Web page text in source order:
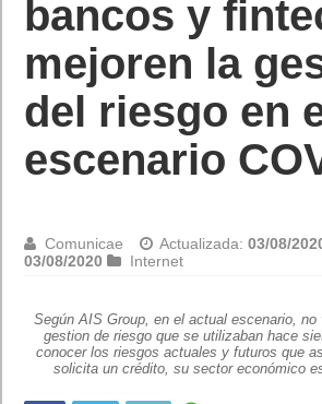
bancos y
mejoren la
del riesgo en
escenario
Comunicae Actualizada:03/08/
03/08/2020
Internet
Según AIS Group, en el actual escenario,
gestion de riesgo que se utilizaban hace
conocer los riesgos actuales y futuros que
solicita un crédito, su sector económico